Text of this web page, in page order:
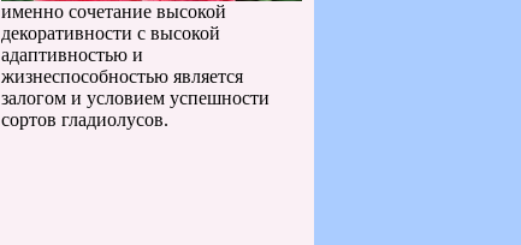
именно сочетание высокой
декоративности с высокой
адаптивностью и
жизнеспособностью является
залогом и условием успешности
сортов гладиолусов.